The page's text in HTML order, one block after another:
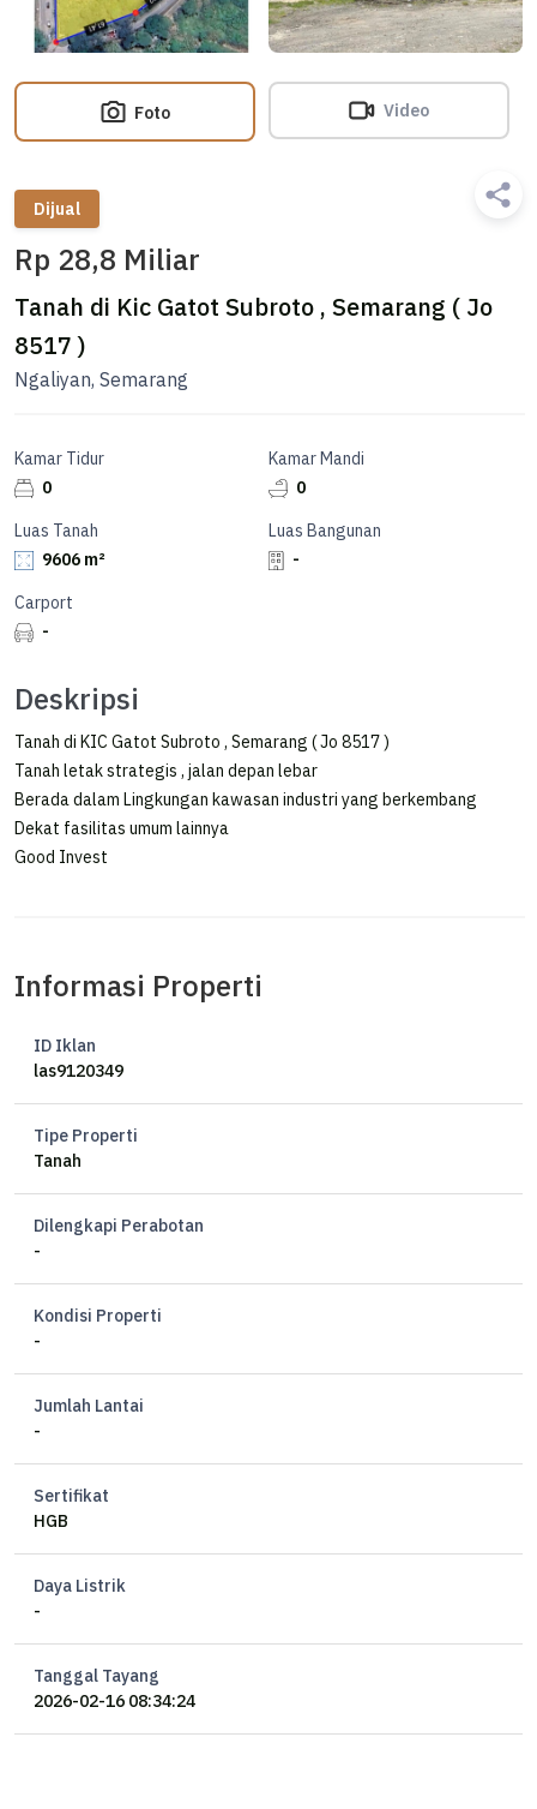
Foto Video
Dijual
Rp 28,8 Miliar
Tanah di Kic Gatot Subroto , Semarang ( Jo
8517 )
Ngaliyan, Semarang
Kamar Tidur
0
Kamar Mandi
0
Luas Tanah
9606 m²
Luas Bangunan
-
Carport
-
Deskripsi
Tanah di KIC Gatot Subroto , Semarang ( Jo 8517 )
Tanah letak strategis , jalan depan lebar
Berada dalam Lingkungan kawasan industri yang berkembang
Dekat fasilitas umum lainnya
Good Invest
Informasi Properti
ID Iklan
las9120349
Tipe Properti
Tanah
Dilengkapi Perabotan
-
Kondisi Properti
-
Jumlah Lantai
-
Sertifikat
HGB
Daya Listrik
-
Tanggal Tayang
2026-02-16 08:34:24